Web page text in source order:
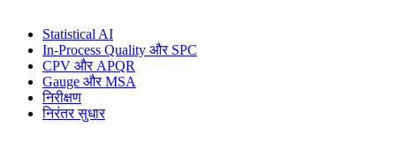
Statistical AI
In-Process Quality और SPC
CPV और APQR
Gauge और MSA
निरीक्षण
निरंतर सुधार